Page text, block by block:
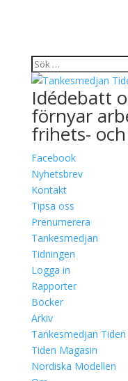
Idédebatt
förnyar
frihets-
Facebook
Nyhetsbrev
Kontakt
Tipsa oss
Prenumerera
Tankesmedjan
Tidningen
Logga in
Rapporter
Böcker
Arkiv
Tankesmedjan Tiden
Tiden Magasin
Nordiska Modellen